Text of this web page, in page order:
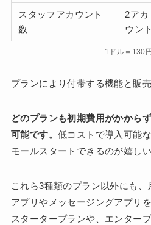
スタッフアカウント
数
2アカ
ウント
1ドル＝130
プランにより付帯する機能と販
どのプランも初期費用がかから
可能です。 低コストで導入可能
モールスタートできるのが嬉し
これら3種類のプラン以外にも
アプリやメッセージングアプリ
スタータープランや、エンター